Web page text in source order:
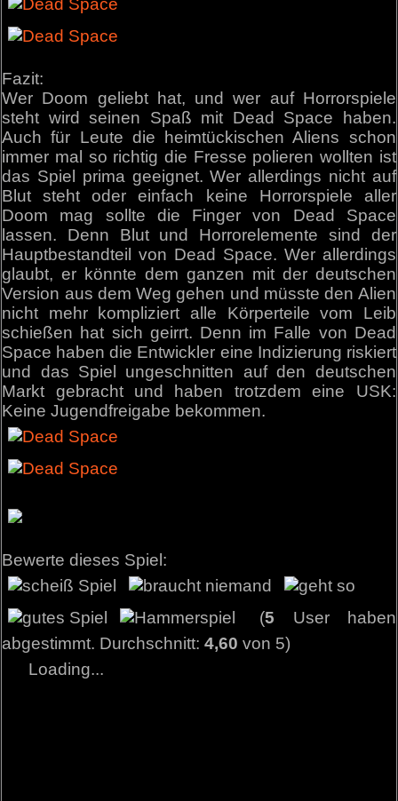
Fazit:
Wer Doom geliebt hat, und wer auf Horrorspiele
steht wird seinen Spaß mit Dead Space haben.
Auch für Leute die heimtückischen Aliens schon
immer mal so richtig die Fresse polieren wollten ist
das Spiel prima geeignet. Wer allerdings nicht auf
Blut steht oder einfach keine Horrorspiele aller
Doom mag sollte die Finger von Dead Space
lassen. Denn Blut und Horrorelemente sind der
Hauptbestandteil von Dead Space. Wer allerdings
glaubt, er könnte dem ganzen mit der deutschen
Version aus dem Weg gehen und müsste den Alien
nicht mehr kompliziert alle Körperteile vom Leib
schießen hat sich geirrt. Denn im Falle von Dead
Space haben die Entwickler eine Indizierung riskiert
und das Spiel ungeschnitten auf den deutschen
Markt gebracht und haben trotzdem eine USK:
Keine Jugendfreigabe bekommen.
Bewerte dieses Spiel:
(5 User haben
abgestimmt. Durchschnitt:4,60 von 5)
Loading...